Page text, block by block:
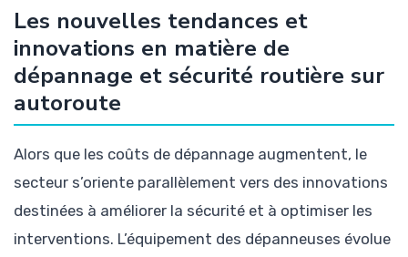
Les nouvelles tendances et
innovations en matière de
dépannage et sécurité routière sur
autoroute
Alors que les coûts de dépannage augmentent, le
secteur s’oriente parallèlement vers des innovations
destinées à améliorer la sécurité et à optimiser les
interventions. L’équipement des dépanneuses évolue